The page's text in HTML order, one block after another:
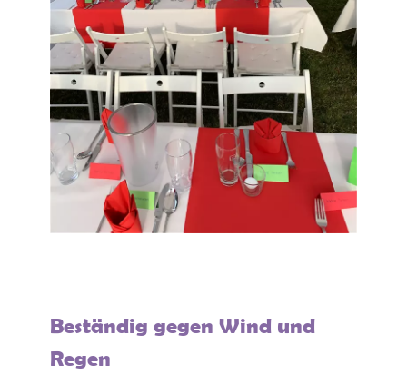
Beständig gegen Wind und
Regen